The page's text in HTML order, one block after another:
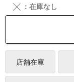
╳ ：在庫なし
店舗在庫